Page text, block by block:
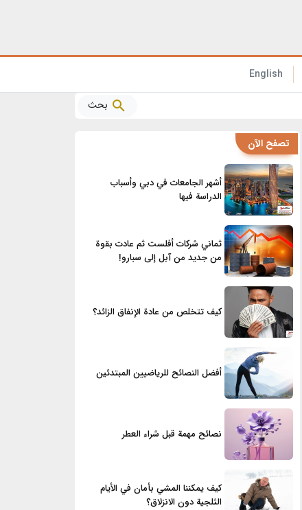
English
بحث
تصفح الآن
أشهر الجامعات في دبي وأسباب
الدراسة فيها
ثماني شركات أفلست ثم عادت بقوة
من جديد من آبل إلى سبارو!
كيف تتخلص من عادة الإنفاق الزائد؟
أفضل النصائح للرياضيين المبتدئين
نصائح مهمة قبل شراء العطر
كيف يمكننا المشي بأمان في الأيام
الثلجية دون الانزلاق؟